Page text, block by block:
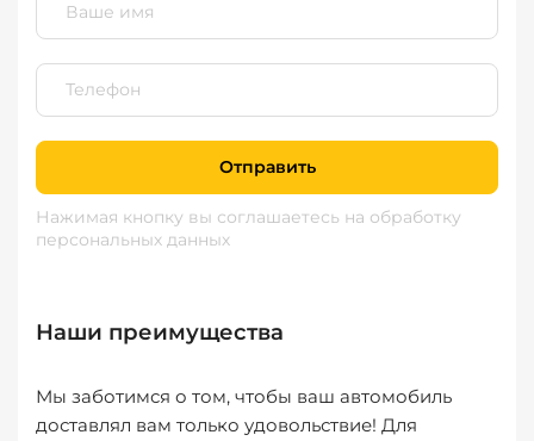
Отправить
Нажимая кнопку вы соглашаетесь на обработку
персональных данных
Наши преимущества
Мы заботимся о том, чтобы ваш автомобиль
доставлял вам только удовольствие! Для